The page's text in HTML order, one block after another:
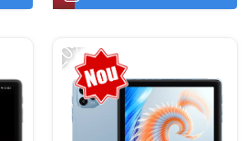
-20%